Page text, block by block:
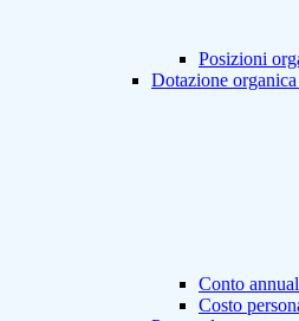
Posizioni
Dotazione organica
Conto
Costo